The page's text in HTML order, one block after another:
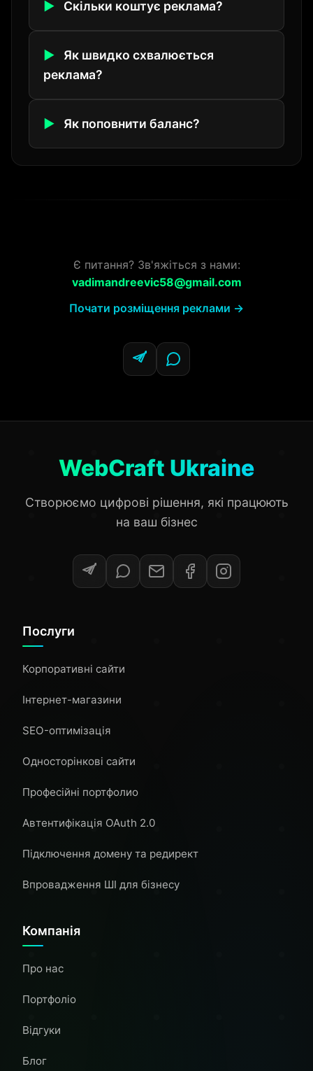
Скільки коштує реклама?
Як швидко схвалюється
реклама?
Як поповнити баланс?
Є питання? Зв'яжіться з нами:
vadimandreevic58@gmail.com
Почати розміщення реклами →
WebCraft Ukraine
Створюємо цифрові рішення, які працюють
на ваш бізнес
Послуги
Корпоративні сайти
Інтернет-магазини
SEO-оптимізація
Односторінкові сайти
Професійні портфолио
Автентифікація OAuth 2.0
Підключення домену та редирект
Впровадження ШІ для бізнесу
Компанія
Про нас
Портфоліо
Відгуки
Блог